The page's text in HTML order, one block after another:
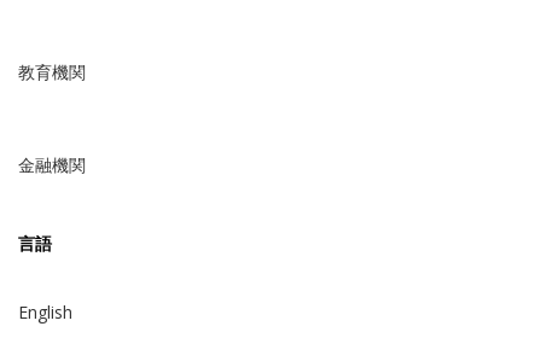
教育機関
金融機関
言語
English